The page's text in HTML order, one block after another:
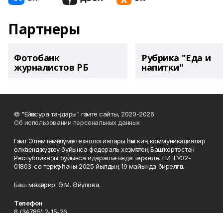
Партнеры
Фотобанк
журналистов РБ
Рубрика "Еда и
напитки"
© "Ейәнсура таңдары" гәзите сайты, 2020-2026
Об использовании персональных данных
Гәзит Элемтә, мәғлүмәт технологиялары һәм киң коммуникациялар
өлкәһендә күҙәтеү буйынса федераль хеҙмәттең Башҡортостан
Республикаһы буйынса идаралығында теркәлде. ПИ ТУ02-
01803-сө теркәү һаны 2025 йылдың 19 майында бирелгән.
Баш мөхәррир: Ә.М. Әйүпова.
Телефон